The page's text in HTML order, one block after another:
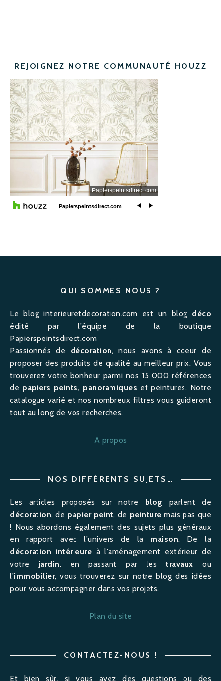
REJOIGNEZ NOTRE COMMUNAUTÉ HOUZZ
QUI SOMMES NOUS ?
Le blog interieuretdecoration.com est un blog déco
édité par l'équipe de la boutique
Papierspeintsdirect.com
Passionnés de décoration, nous avons à coeur de
proposer des produits de qualité au meilleur prix. Vous
trouverez votre bonheur parmi nos 15 000 références
de papiers peints, panoramiques et peintures. Notre
catalogue varié et nos nombreux filtres vous guideront
tout au long de vos recherches.
A propos
NOS DIFFÉRENTS SUJETS…
Les articles proposés sur notre blog parlent de
décoration, de papier peint, de peinture mais pas que
! Nous abordons également des sujets plus généraux
en rapport avec l'univers de la maison. De la
décoration intérieure à l'aménagement extérieur de
votre jardin, en passant par lestravaux ou
l'immobilier, vous trouverez sur notre blog des idées
pour vous accompagner dans vos projets.
Plan du site
CONTACTEZ-NOUS !
Et bien sûr, si vous avez des questions ou des